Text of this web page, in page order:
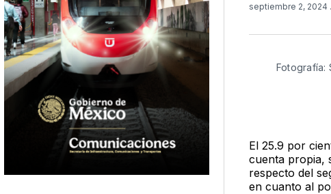
septiembre 2, 2024
Fotografía:
El 25.9 por
cuenta propia,
respecto del
en cuanto al